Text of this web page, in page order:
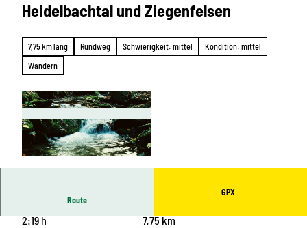
Heidelbachtal und Ziegenfelsen
7,75 km lang Rundweg Schwierigkeit: mittel
Kondition: mittel
Wandern
Route
GPX
2:19 h
7,75 km